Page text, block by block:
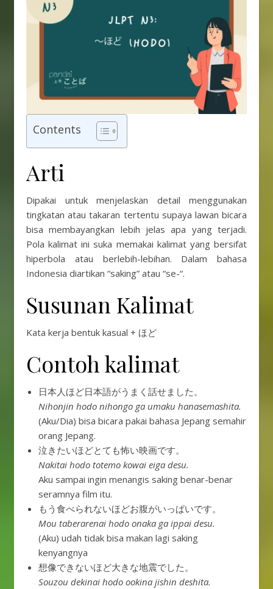
Contents
Arti
Dipakai untuk menjelaskan detail menggunakan
tingkatan atau takaran tertentu supaya lawan bicara
bisa membayangkan lebih jelas apa yang terjadi.
Pola kalimat ini suka memakai kalimat yang bersifat
hiperbola atau berlebih-lebihan. Dalam bahasa
Indonesia diartikan “saking” atau “se-“.
Susunan Kalimat
Kata kerja bentuk kasual + ほど
Contoh kalimat
日本人ほど日本語がうまく話せました。
Nihonjin hodo nihongo ga umaku hanasemashita.
(Aku/Dia) bisa bicara pakai bahasa Jepang semahir
orang Jepang.
泣きたいほどとても怖い映画です。
Nakitai hodo totemo kowai eiga desu.
Aku sampai ingin menangis saking benar-benar
seramnya film itu.
もう食べられないほどお腹がいっぱいです。
Mou taberarenai hodo onaka ga ippai desu.
(Aku) udah tidak bisa makan lagi saking
kenyangnya
想像できないほど大きな地震でした。
Souzou dekinai hodo ookina jishin deshita.